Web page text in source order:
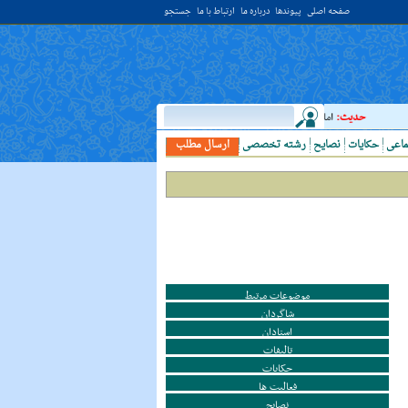
صفحه اصلی پیوندها درباره ما ارتباط با ما جستجو
امام علي (عليه السلام) فرمودند: النَّظرُ إلي العَالِم أحبُّ إلَي الله مِن اعتکافِ سَنَهٍ
ارسال مطلب
رشته تخصصی نصایح حکایات
موضوعات مرتبط
شاگردان
استادان
تالیفات
حکایات
فعالیت ها